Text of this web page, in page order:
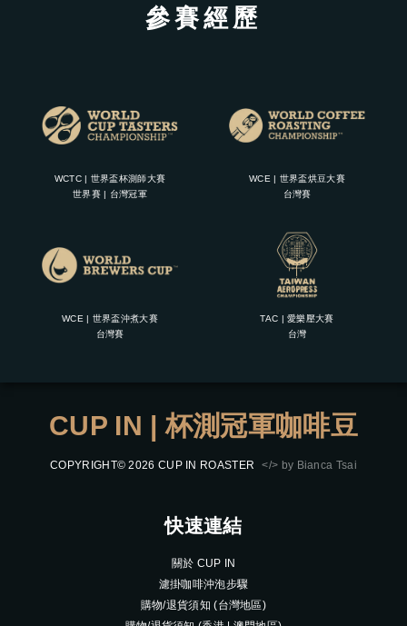
參賽經歷
WCTC | 世界盃杯測師大賽
世界賽 | 台灣冠軍
WCE | 世界盃烘豆大賽
台灣賽
WCE | 世界盃沖煮大賽
台灣賽
TAC | 愛樂壓大賽
台灣
CUP IN | 杯測冠軍咖啡豆
COPYRIGHT© 2026 CUP IN ROASTER </> by Bianca Tsai
快速連結
關於 CUP IN
濾掛咖啡沖泡步驟
購物/退貨須知 (台灣地區)